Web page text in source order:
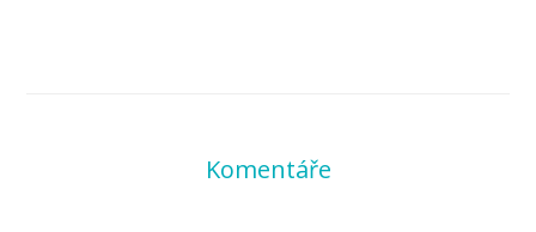
Komentáře